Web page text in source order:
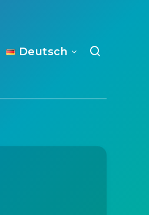
Deutsch